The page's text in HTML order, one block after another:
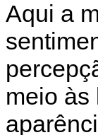
Aqui a
meio às